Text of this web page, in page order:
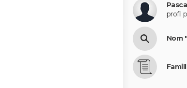
profil
Nom